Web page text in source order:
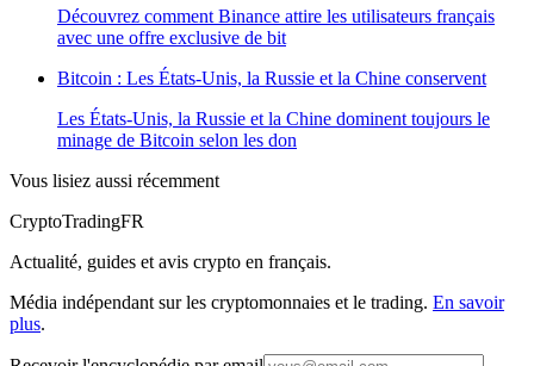
Découvrez comment Binance attire les utilisateurs français
avec une offre exclusive de bit
Bitcoin : Les États-Unis, la Russie et la Chine conservent
Les États-Unis, la Russie et la Chine dominent toujours le
minage de Bitcoin selon les don
Vous lisiez aussi récemment
CryptoTradingFR
Actualité, guides et avis crypto en français.
Média indépendant sur les cryptomonnaies et le trading. En savoir
plus.